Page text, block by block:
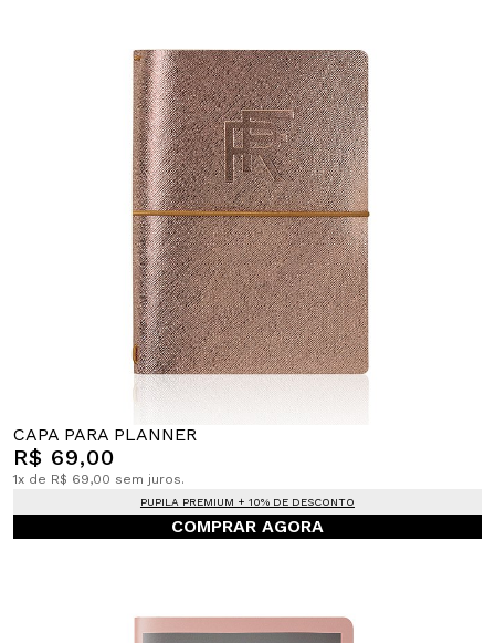
CAPA PARA PLANNER
R$ 69,00
1x de R$ 69,00 sem juros.
PUPILA PREMIUM + 10% DE DESCONTO
COMPRAR AGORA